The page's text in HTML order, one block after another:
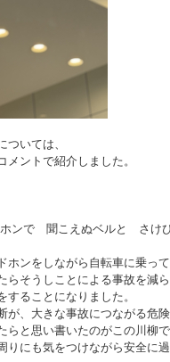
いては、
ントで紹介しました。
ンで 聞こえぬベルと さけ
ホンをしながら自転車に乗っ
らそうしことによる事故を減
ることになりました。
が、大きな事故につながる危
らと思い書いたのがこの川柳
りにも気をつけながら安全に